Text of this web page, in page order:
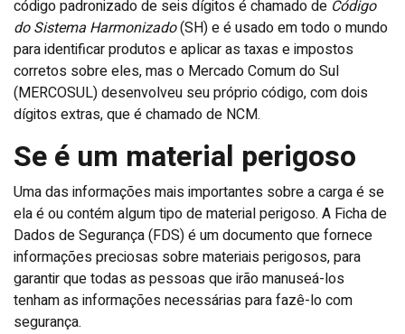
código padronizado de seis dígitos é chamado de Código
do Sistema Harmonizado(SH) e é usado em todo o mundo
para identificar produtos e aplicar as taxas e impostos
corretos sobre eles, mas o Mercado Comum do Sul
(MERCOSUL) desenvolveu seu próprio código, com dois
dígitos extras, que é chamado de NCM.
Se é um material perigoso
Uma das informações mais importantes sobre a carga é se
ela é ou contém algum tipo de material perigoso. A Ficha de
Dados de Segurança (FDS) é um documento que fornece
informações preciosas sobre materiais perigosos, para
garantir que todas as pessoas que irão manuseá-los
tenham as informações necessárias para fazê-lo com
segurança.